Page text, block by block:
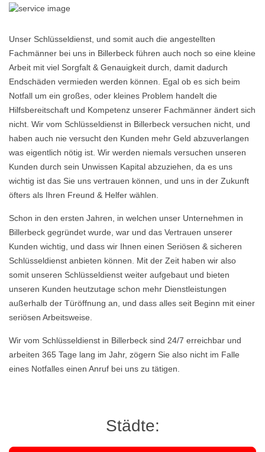
Unser Schlüsseldienst, und somit auch die angestellten
Fachmänner bei uns in Billerbeck führen auch noch so eine kleine
Arbeit mit viel Sorgfalt & Genauigkeit durch, damit dadurch
Endschäden vermieden werden können. Egal ob es sich beim
Notfall um ein großes, oder kleines Problem handelt die
Hilfsbereitschaft und Kompetenz unserer Fachmänner ändert sich
nicht. Wir vom Schlüsseldienst in Billerbeck versuchen nicht, und
haben auch nie versucht den Kunden mehr Geld abzuverlangen
was eigentlich nötig ist. Wir werden niemals versuchen unseren
Kunden durch sein Unwissen Kapital abzuziehen, da es uns
wichtig ist das Sie uns vertrauen können, und uns in der Zukunft
öfters als Ihren Freund & Helfer wählen.
Schon in den ersten Jahren, in welchen unser Unternehmen in
Billerbeck gegründet wurde, war und das Vertrauen unserer
Kunden wichtig, und dass wir Ihnen einen Seriösen & sicheren
Schlüsseldienst anbieten können. Mit der Zeit haben wir also
somit unseren Schlüsseldienst weiter aufgebaut und bieten
unseren Kunden heutzutage schon mehr Dienstleistungen
außerhalb der Türöffnung an, und dass alles seit Beginn mit einer
seriösen Arbeitsweise.
Wir vom Schlüsseldienst in Billerbeck sind 24/7 erreichbar und
arbeiten 365 Tage lang im Jahr, zögern Sie also nicht im Falle
eines Notfalles einen Anruf bei uns zu tätigen.
Städte: